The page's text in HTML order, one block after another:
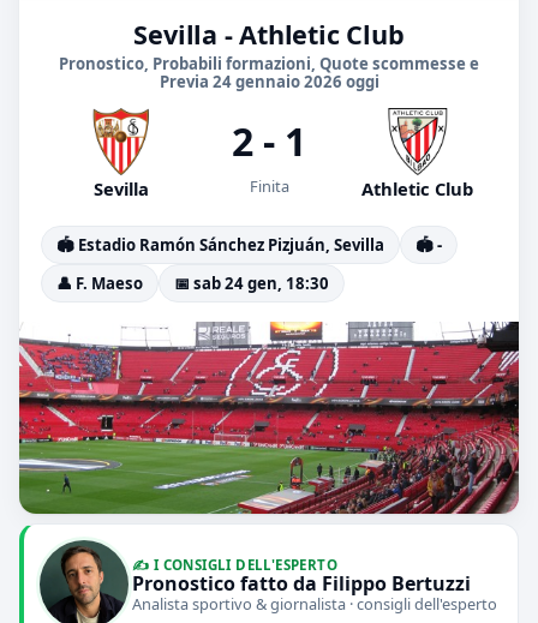
Sevilla - Athletic Club
Pronostico, Probabili formazioni, Quote scommesse e
Previa 24 gennaio 2026 oggi
Sevilla
2 - 1
Finita Athletic Club
🏟️ Estadio Ramón Sánchez Pizjuán, Sevilla
🏟️ -
👤 F. Maeso
📅 sab 24 gen, 18:30
✍️ I CONSIGLI DELL'ESPERTO
Pronostico fatto da Filippo Bertuzzi
Analista sportivo & giornalista · consigli dell'esperto